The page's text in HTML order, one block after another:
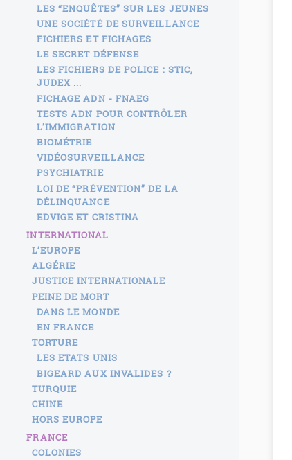
LES “ENQUÊTES” SUR LES JEUNES
UNE SOCIÉTÉ DE SURVEILLANCE
FICHIERS ET FICHAGES
LE SECRET DÉFENSE
LES FICHIERS DE POLICE : STIC,
JUDEX ...
FICHAGE ADN - FNAEG
TESTS ADN POUR CONTRÔLER
L’IMMIGRATION
BIOMÉTRIE
VIDÉOSURVEILLANCE
PSYCHIATRIE
LOI DE “PRÉVENTION” DE LA
DÉLINQUANCE
EDVIGE ET CRISTINA
INTERNATIONAL
L’EUROPE
ALGÉRIE
JUSTICE INTERNATIONALE
PEINE DE MORT
DANS LE MONDE
EN FRANCE
TORTURE
LES ETATS UNIS
BIGEARD AUX INVALIDES ?
TURQUIE
CHINE
HORS EUROPE
FRANCE
COLONIES